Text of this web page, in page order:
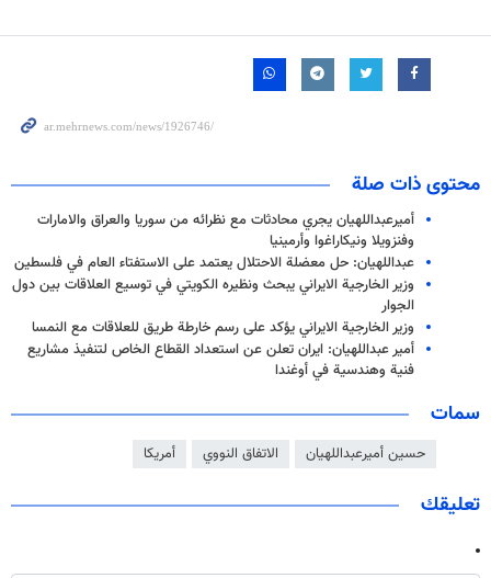
محتوى ذات صلة
أميرعبداللهيان يجري محادثات مع نظرائه من سوريا والعراق والامارات
وفنزويلا ونيكاراغوا وأرمينيا
عبداللهيان: حل معضلة الاحتلال يعتمد على الاستفتاء العام في فلسطين
وزير الخارجية الايراني يبحث ونظيره الكويتي في توسيع العلاقات بين دول
الجوار
وزير الخارجية الايراني يؤكد على رسم خارطة طريق للعلاقات مع النمسا
أمير عبداللهيان: ايران تعلن عن استعداد القطاع الخاص لتنفيذ مشاريع
فنية وهندسية في أوغندا
سمات
حسين أميرعبداللهيان الاتفاق النووي أمريكا
تعليقك